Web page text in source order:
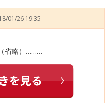
01/26 19:35
省略）………